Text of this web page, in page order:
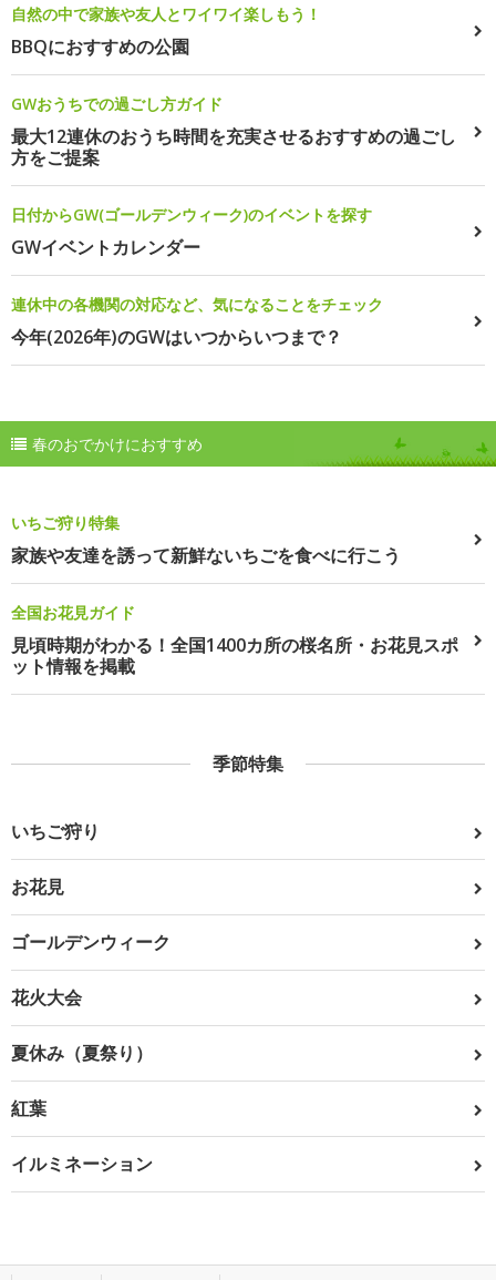
自然の中で家族や友人とワイワイ楽しもう！
BBQにおすすめの公園
GWおうちでの過ごし方ガイド
最大12連休のおうち時間を充実させるおすすめの過ごし
方をご提案
日付からGW(ゴールデンウィーク)のイベントを探す
GWイベントカレンダー
連休中の各機関の対応など、気になることをチェック
今年(2026年)のGWはいつからいつまで？
春のおでかけにおすすめ
いちご狩り特集
家族や友達を誘って新鮮ないちごを食べに行こう
全国お花見ガイド
見頃時期がわかる！全国1400カ所の桜名所・お花見スポ
ット情報を掲載
季節特集
いちご狩り
お花見
ゴールデンウィーク
花火大会
夏休み（夏祭り）
紅葉
イルミネーション